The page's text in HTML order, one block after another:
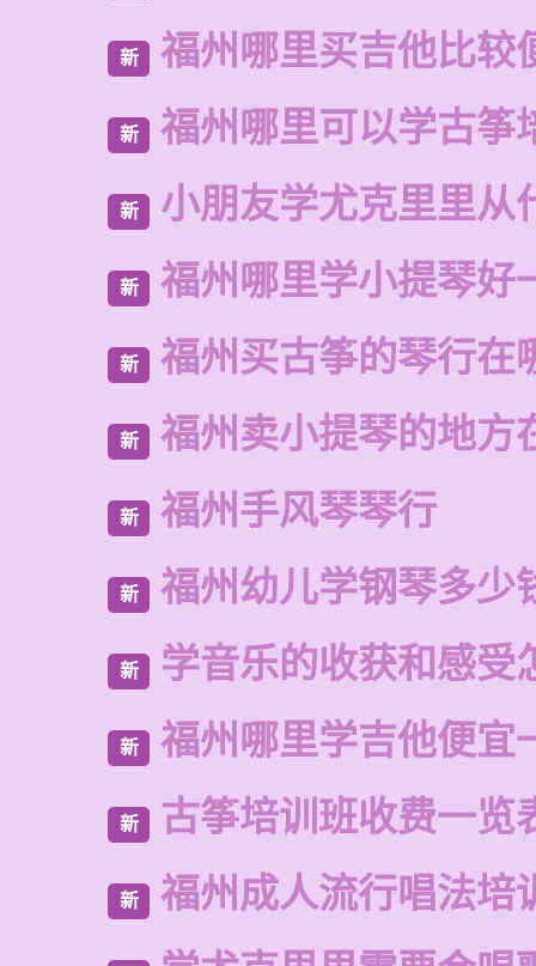
新 福州哪里买吉他比较
新 福州哪里可以学古筝
新 小朋友学尤克里里从
新 福州哪里学小提琴好
新 福州买古筝的琴行在
新 福州卖小提琴的地方
新 福州手风琴琴行
新 福州幼儿学钢琴多少
新 学音乐的收获和感受
新 福州哪里学吉他便宜
新 古筝培训班收费一览
新 福州成人流行唱法培